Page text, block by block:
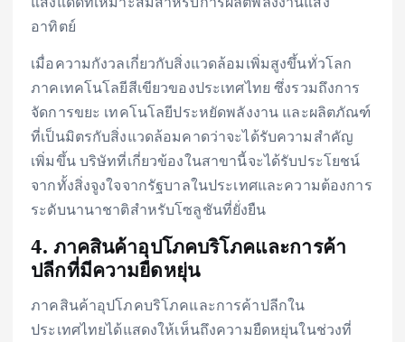
อาทิตย์
เมื่อความกังวลเกี่ยวกับสิ่งแวดล้อมเพิ่มสูงขึ้นทั่วโลก
ภาคเทคโนโลยีสีเขียวของประเทศไทย ซึ่งรวมถึงการ
จัดการขยะ เทคโนโลยีประหยัดพลังงาน และผลิตภัณฑ์
ที่เป็นมิตรกับสิ่งแวดล้อมคาดว่าจะได้รับความสำคัญ
เพิ่มขึ้น บริษัทที่เกี่ยวข้องในสาขานี้จะได้รับประโยชน์
จากทั้งสิ่งจูงใจจากรัฐบาลในประเทศและความต้องการ
ระดับนานาชาติสำหรับโซลูชันที่ยั่งยืน
4. ภาคสินค้าอุปโภคบริโภคและการค้า
ปลีกที่มีความยืดหยุ่น
ภาคสินค้าอุปโภคบริโภคและการค้าปลีกใน
ประเทศไทยได้แสดงให้เห็นถึงความยืดหยุ่นในช่วงที่